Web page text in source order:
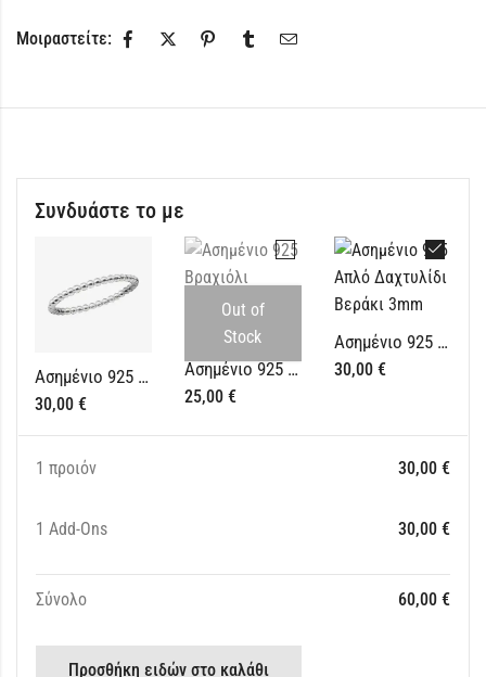
Μοιραστείτε:
Συνδυάστε το με
Ασημένιο 925 Διακρτικό Βεράκι Unisex
30,00 €
Ασημένιο 925 Βραχιόλι Ενωμένοι Κύκλοι
25,00 €
Out of
Stock
Ασημένιο 925 Απλό Δαχτυλίδι Βεράκι 3mm
30,00 €
1 προιόν 30,00 €
1 Add-Ons 30,00 €
Σύνολο 60,00 €
Προσθήκη ειδών στο καλάθι